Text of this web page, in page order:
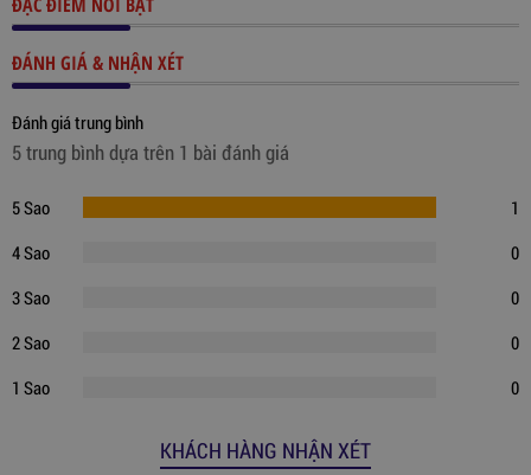
ĐÁNH GIÁ & NHẬN XÉT
Đánh giá trung bình
5 trung bình dựa trên 1 bài đánh giá
5 Sao
1
4 Sao
0
3 Sao
0
2 Sao
0
1 Sao
0
KHÁCH HÀNG NHẬN XÉT